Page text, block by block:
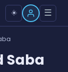
☀️ ☰
Saba